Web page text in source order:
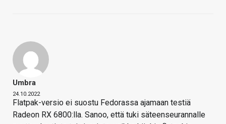
Umbra
24.10.2022
Flatpak-versio ei suostu Fedorassa ajamaan testiä
Radeon RX 6800:lla. Sanoo, että tuki säteenseurannalle